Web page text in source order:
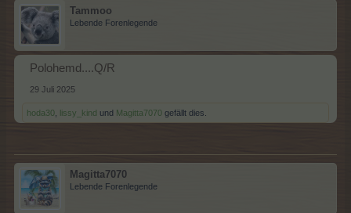
Tammoo
Lebende Forenlegende
Polohemd....Q/R
29 Juli 2025
hoda30 lissy_kind und Magitta7070 gefällt dies.
Magitta7070
Lebende Forenlegende